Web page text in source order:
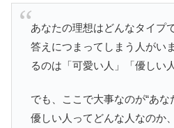
あなたの理想はどんなタイプ
答えにつまってしまう人がい
るのは「可愛い人」「優しい
でも、ここで大事なのが“あな
優しい人ってどんな人なのか